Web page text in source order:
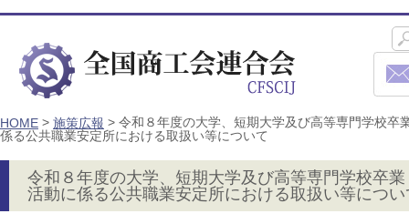
HOME > 施策広報 > 令和８年度の大学、短期大学及び高等専門学校卒
係る公共職業安定所における取扱い等について
令和８年度の大学、短期大学及び高等専門学校卒
活動に係る公共職業安定所における取扱い等につい